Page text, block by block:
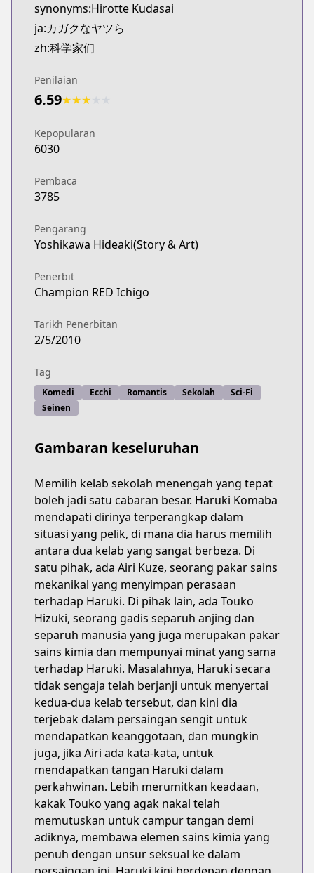
synonyms:Hirotte Kudasai
ja:カガクなヤツら
zh:科学家们
Penilaian
6.59★★★
Kepopularan
6030
Pembaca
3785
Pengarang
Yoshikawa Hideaki(Story & Art)
Penerbit
Champion RED Ichigo
Tarikh Penerbitan
2/5/2010
Tag
Komedi Ecchi Romantis Sekolah
Sci-Fi
Seinen
Gambaran keseluruhan
Memilih kelab sekolah menengah yang tepat
boleh jadi satu cabaran besar. Haruki Komaba
mendapati dirinya terperangkap dalam
situasi yang pelik, di mana dia harus memilih
antara dua kelab yang sangat berbeza. Di
satu pihak, ada Airi Kuze, seorang pakar sains
mekanikal yang menyimpan perasaan
terhadap Haruki. Di pihak lain, ada Touko
Hizuki, seorang gadis separuh anjing dan
separuh manusia yang juga merupakan pakar
sains kimia dan mempunyai minat yang sama
terhadap Haruki. Masalahnya, Haruki secara
tidak sengaja telah berjanji untuk menyertai
kedua-dua kelab tersebut, dan kini dia
terjebak dalam persaingan sengit untuk
mendapatkan keanggotaan, dan mungkin
juga, jika Airi ada kata-kata, untuk
mendapatkan tangan Haruki dalam
perkahwinan. Lebih merumitkan keadaan,
kakak Touko yang agak nakal telah
memutuskan untuk campur tangan demi
adiknya, membawa elemen sains kimia yang
penuh dengan unsur seksual ke dalam